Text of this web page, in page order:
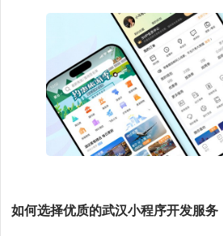
如何选择优质的武汉小程序开发服务